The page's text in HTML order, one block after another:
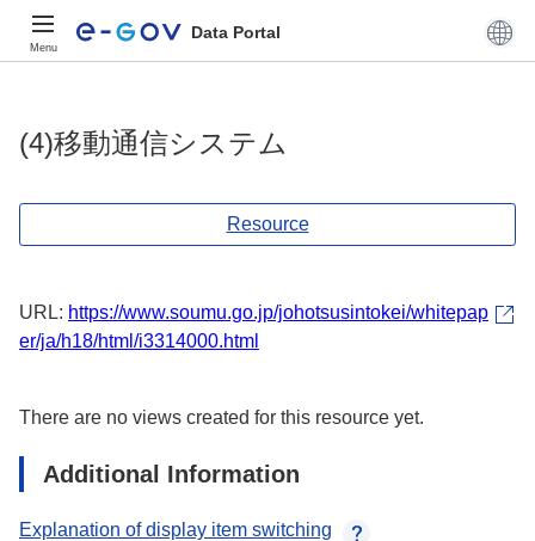
Menu
Data Portal
(4)移動通信システム
Resource
URL: https://www.soumu.go.jp/johotsusintokei/whitepap
er/ja/h18/html/i3314000.html
There are no views created for this resource yet.
Additional Information
Explanation of display item switching